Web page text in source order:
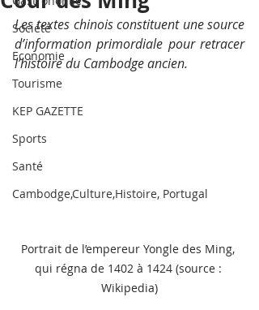
Société
Economie
Tourisme
KEP GAZETTE
Sports
Santé
Cambodge,Culture,Histoire, Portugal
Les textes chinois constituent une source
d’information primordiale pour retracer
l’histoire du Cambodge ancien.
Portrait de l’empereur Yongle des Ming,
qui régna de 1402 à 1424 (source :
Wikipedia)